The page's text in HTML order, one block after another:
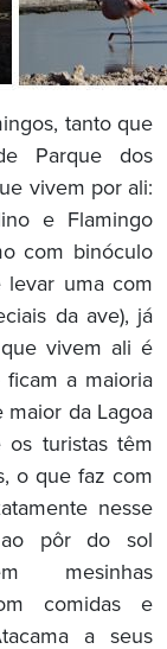
tanto que
Parque dos
vivem por ali:
e Flamingo
com binóculo
levar uma com
da ave), já
vivem ali é
a maioria
maior da Lagoa
turistas têm
o que faz com
nesse
ao pôr do sol
mesinhas
comidas e
a seus